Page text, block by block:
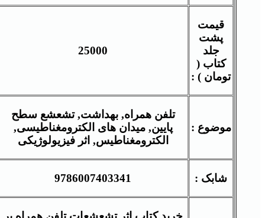
قیمت
پشت
جلد
کتاب (
تومان ) :
25000
موضوع :
تلفن همراه, بهداشت, تشعشع سطح
پایین, میدان های الکترومغناطیسی,
الکترومغناطیس, اثر فیزیولوژیکی
شابک : 9786007403341